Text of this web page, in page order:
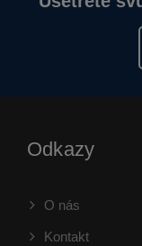
Odkazy
O nás
Kontakt